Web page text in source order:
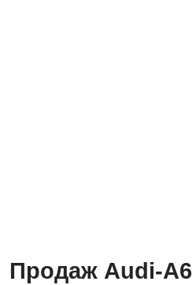
Продаж Audi-A6